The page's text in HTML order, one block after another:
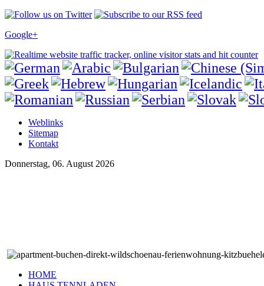
Google+
Weblinks
Sitemap
Kontakt
Donnerstag, 06. August 2026
HOME